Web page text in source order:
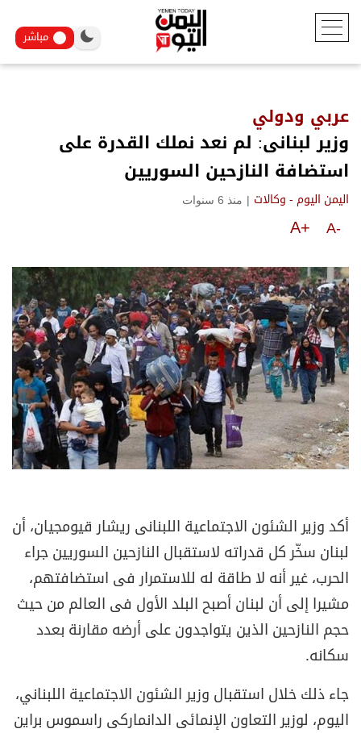
مباشر
عربي ودولي
وزير لبنانى: لم نعد نملك القدرة على
استضافة النازحين السوريين
اليمن اليوم - وكالات | منذ 6 سنوات
A-
A+
أكد وزير الشئون الاجتماعية اللبنانى ريشار قيومجيان، أن
لبنان سخّر كل قدراته لاستقبال النازحين السوريين جراء
الحرب، غير أنه لا طاقة له للاستمرار فى استضافتهم،
مشيرا إلى أن لبنان أصبح البلد الأول فى العالم من حيث
حجم النازحين الذين يتواجدون على أرضه مقارنة بعدد
سكانه.
جاء ذلك خلال استقبال وزير الشئون الاجتماعية اللبناني،
اليوم، لوزير التعاون الإنمائى الدانماركى راسموس براين